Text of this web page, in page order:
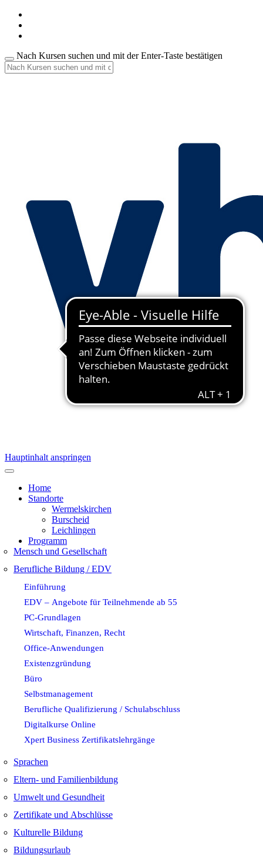
Nach Kursen suchen und mit der Enter-Taste bestätigen
Hauptinhalt anspringen
Home
Standorte
Wermelskirchen
Burscheid
Leichlingen
Programm
Mensch und Gesellschaft
Berufliche Bildung / EDV
Einführung
EDV – Angebote für Teilnehmende ab 55
PC-Grundlagen
Wirtschaft, Finanzen, Recht
Office-Anwendungen
Existenzgründung
Büro
Selbstmanagement
Berufliche Qualifizierung / Schulabschluss
Digitalkurse Online
Xpert Business Zertifikatslehrgänge
Sprachen
Eltern- und Familienbildung
Umwelt und Gesundheit
Zertifikate und Abschlüsse
Kulturelle Bildung
Bildungsurlaub